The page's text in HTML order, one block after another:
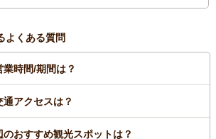
って、春の一日を満喫する行楽客で賑わいます。
奏会や野だての会が行われます。
よくある質問
時間/期間は？
アクセスは？
おすすめ観光スポットは？